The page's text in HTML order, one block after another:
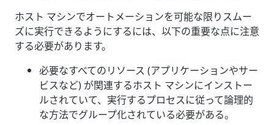
ホスト マシンでオートメーションを可能な限りスムー
ズに実行できるようにするには、以下の重要な点に注意
する必要があります。
必要なすべてのリソース (アプリケーションやサー
ビスなど) が関連するホスト マシンにインストー
ルされていて、実行するプロセスに従って論理的
な方法でグループ化されている必要がある。